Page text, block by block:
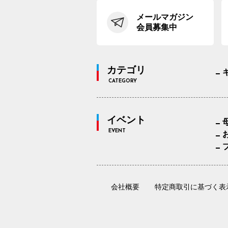
メールマガジン
会員募集中
カテゴリ
CATEGORY
イベント
EVENT
会社概要 特定商取引に基づく表